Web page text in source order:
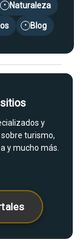
• Naturaleza
• Blog
y
turismo,
y mucho más.